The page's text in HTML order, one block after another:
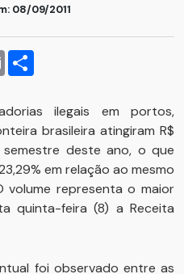
08/09/2011
Email
ilegais em portos,
brasileira atingiram R$
deste ano, o que
em relação ao mesmo
representa o maior
quinta-feira (8) a Receita
foi observado entre as